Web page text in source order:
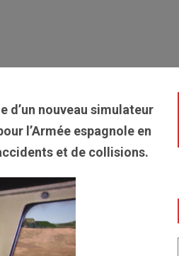
nouveau simulateur
l’Armée espagnole en
et de collisions.